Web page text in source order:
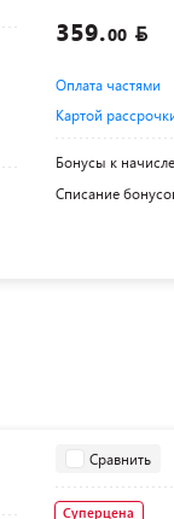
359.00
Оплата частями
Картой
Бонусы к
Списание
Сравнить
Суперцена